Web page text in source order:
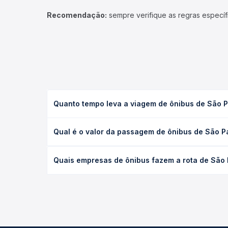
Recomendação: sempre verifique as regras
Quanto tempo leva a viagem de ônibus de São
executivo ou leito) e as condições de tráfego. Na
Qual é o valor da passagem de ônibus de São
de poltrona e a antecedência da compra. Na
Quais empresas de ônibus fazem a rota de São